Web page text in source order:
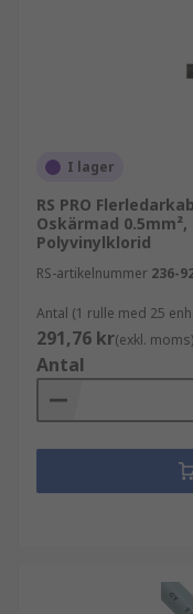
I lager
RS PRO
Oskärmad 0.5mm²,
Polyvinylklorid
RS-artikelnummer 236-
Antal (1 rulle med 25
291,76 kr(exkl. moms)
Antal